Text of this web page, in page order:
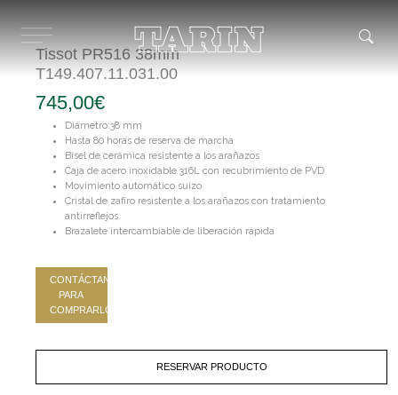
contenido
Tissot PR516 38mm
T149.407.11.031.00
745,00€
Diámetro:38 mm
Hasta 80 horas de reserva de marcha
Bisel de cerámica resistente a los arañazos
Caja de acero inoxidable 316L con recubrimiento de PVD
Movimiento automático suizo
Cristal de zafiro resistente a los arañazos con tratamiento
antirreflejos
Brazalete intercambiable de liberación rápida
CONTÁCTANOS
PARA
COMPRARLO
RESERVAR PRODUCTO